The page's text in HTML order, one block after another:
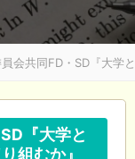
会共同FD・SD『大学
『大学と
組むか』